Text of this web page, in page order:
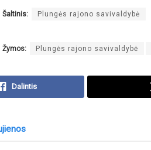
Šaltinis: Plungės rajono savivaldybė
Žymos: Plungės rajono savivaldybė
Dalintis